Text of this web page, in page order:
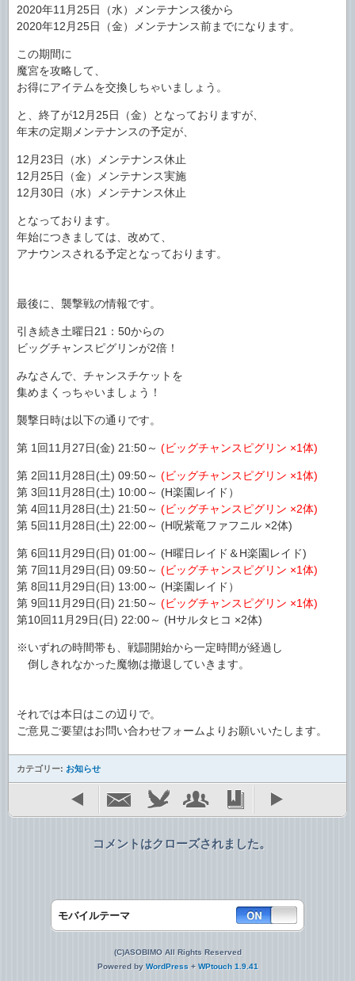
2020年11月25日（水）メンテナンス後から
2020年12月25日（金）メンテナンス前までになります。
この期間に
魔宮を攻略して、
お得にアイテムを交換しちゃいましょう。
と、終了が12月25日（金）となっておりますが、
年末の定期メンテナンスの予定が、
12月23日（水）メンテナンス休止
12月25日（金）メンテナンス実施
12月30日（水）メンテナンス休止
となっております。
年始につきましては、改めて、
アナウンスされる予定となっております。
最後に、襲撃戦の情報です。
引き続き土曜日21：50からの
ビッグチャンスピグリンが2倍！
みなさんで、チャンスチケットを
集めまくっちゃいましょう！
襲撃日時は以下の通りです。
第 1回11月27日(金) 21:50～ (ビッグチャンスピグリン ×1体)
第 2回11月28日(土) 09:50～ (ビッグチャンスピグリン ×1体)
第 3回11月28日(土) 10:00～ (H楽園レイド）
第 4回11月28日(土) 21:50～ (ビッグチャンスピグリン ×2体)
第 5回11月28日(土) 22:00～ (H呪紫竜ファフニル ×2体)
第 6回11月29日(日) 01:00～ (H曜日レイド＆H楽園レイド)
第 7回11月29日(日) 09:50～ (ビッグチャンスピグリン ×1体)
第 8回11月29日(日) 13:00～ (H楽園レイド）
第 9回11月29日(日) 21:50～ (ビッグチャンスピグリン ×1体)
第10回11月29日(日) 22:00～ (Hサルタヒコ ×2体)
※いずれの時間帯も、戦闘開始から一定時間が経過し
倒しきれなかった魔物は撤退していきます。
それでは本日はこの辺りで。
ご意見ご要望はお問い合わせフォームよりお願いいたします。
カテゴリー: お知らせ
コメントはクローズされました。
モバイルテーマ
(C)ASOBIMO All Rights Reserved
Powered by WordPress + WPtouch 1.9.41